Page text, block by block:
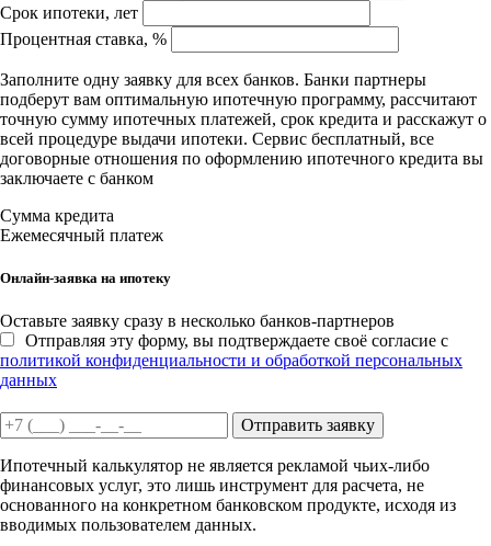
Срок ипотеки, лет
Процентная ставка, %
Заполните одну заявку для всех банков. Банки партнеры
подберут вам оптимальную ипотечную программу, рассчитают
точную сумму ипотечных платежей, срок кредита и расскажут о
всей процедуре выдачи ипотеки. Сервис бесплатный, все
договорные отношения по оформлению ипотечного кредита вы
заключаете с банком
Сумма кредита
Ежемесячный платеж
Онлайн-заявка на ипотеку
Оставьте заявку сразу в несколько банков-партнеров
Отправляя эту форму, вы подтверждаете своё согласие с
политикой конфиденциальности и обработкой персональных
данных
Отправить заявку
Ипотечный калькулятор не является рекламой чьих-либо
финансовых услуг, это лишь инструмент для расчета, не
основанного на конкретном банковском продукте, исходя из
вводимых пользователем данных.